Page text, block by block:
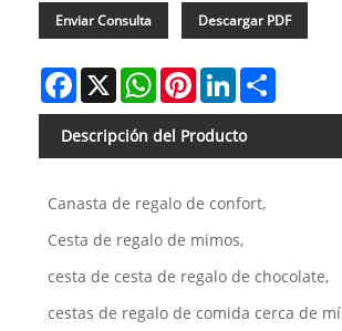
Enviar Consulta Descargar PDF
Facebook
X WhatsAppPinterestLinkedIn
Descripción del Producto
Canasta de regalo de confort,
Cesta de regalo de mimos,
cesta de cesta de regalo de chocolate,
cestas de regalo de comida cerca de mí